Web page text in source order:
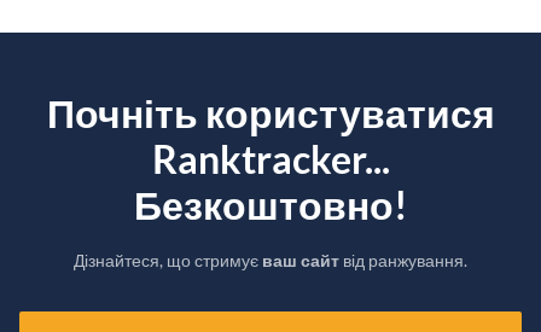
Почніть користуватися
Ranktracker...
Безкоштовно!
Дізнайтеся, що стримує ваш сайт від ранжування.